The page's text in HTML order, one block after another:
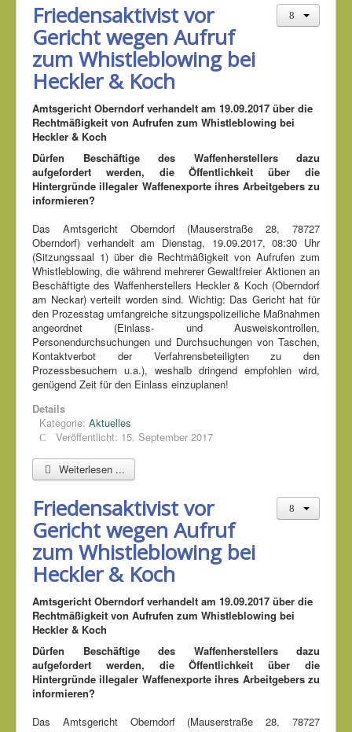
Friedensaktivist vor
Gericht wegen Aufruf
zum Whistleblowing bei
Heckler & Koch
Amtsgericht Oberndorf verhandelt am 19.09.2017 über die
Rechtmäßigkeit von Aufrufen zum Whistleblowing bei
Heckler & Koch
Dürfen Beschäftige des Waffenherstellers dazu
aufgefordert werden, die Öffentlichkeit über die
Hintergründe illegaler Waffenexporte ihres Arbeitgebers zu
informieren?
Das Amtsgericht Oberndorf (Mauserstraße 28, 78727
Oberndorf) verhandelt am Dienstag, 19.09.2017, 08:30 Uhr
(Sitzungssaal 1) über die Rechtmäßigkeit von Aufrufen zum
Whistleblowing, die während mehrerer Gewaltfreier Aktionen an
Beschäftigte des Waffenherstellers Heckler & Koch (Oberndorf
am Neckar) verteilt worden sind. Wichtig: Das Gericht hat für
den Prozesstag umfangreiche sitzungspolizeiliche Maßnahmen
angeordnet (Einlass- und Ausweiskontrollen,
Personendurchsuchungen und Durchsuchungen von Taschen,
Kontaktverbot der Verfahrensbeteiligten zu den
Prozessbesuchern u.a.), weshalb dringend empfohlen wird,
genügend Zeit für den Einlass einzuplanen!
Details
Kategorie: Aktuelles
Veröffentlicht: 15. September 2017
Weiterlesen ...
Friedensaktivist vor
Gericht wegen Aufruf
zum Whistleblowing bei
Heckler & Koch
Amtsgericht Oberndorf verhandelt am 19.09.2017 über die
Rechtmäßigkeit von Aufrufen zum Whistleblowing bei
Heckler & Koch
Dürfen Beschäftige des Waffenherstellers dazu
aufgefordert werden, die Öffentlichkeit über die
Hintergründe illegaler Waffenexporte ihres Arbeitgebers zu
informieren?
Das Amtsgericht Oberndorf (Mauserstraße 28, 78727